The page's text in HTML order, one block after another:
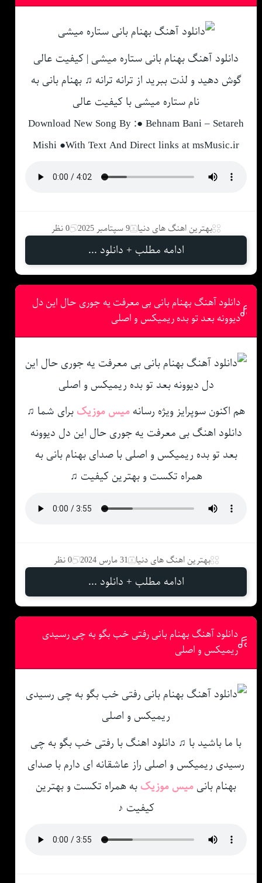
دانلود آهنگ بهنام بانی ستاره میشی | کیفیت عالی
گوش دهید و لذت ببرید از ترانه ترانه ♫ بهنام بانی به
نام ستاره میشی با کیفیت عالی
Download New Song By :● Behnam Bani – Setareh
Mishi ●With Text And Direct links at msMusic.ir
بهترین اهنگ های دنیا 9 سپتامبر 2025 0 نظر
ادامه مطلب + دانلود ...
دانلود آهنگ بهنام بانی بی معرفت یه جوری حال این دل
دیوونه بعد تو بده ریمیکس و اصلی
هم اکنون سوپرایز ویژه رسانه میس موزیک برای شما ♫
دانلود اهنگ بی معرفت یه جوری حال این دل دیوونه
بعد تو بده ریمیکس و اصلی با صدای بهنام بانی به
همراه تکست و بهترین کیفیت ♫
بهترین اهنگ های دنیا 31 مارس 2024 0 نظر
ادامه مطلب + دانلود ...
دانلود آهنگ بهنام بانی رفتی خب بگو به چی رسیدی
ریمیکس و اصلی
با ما باشید با ♫ دانلود اهنگ با رفتی خب بگو به چی
رسیدی ریمیکس و اصلی راز عاشقانه ای دارم با صدای
بهنام بانی میس موزیک به همراه تکست و بهترین
کیفیت ♪